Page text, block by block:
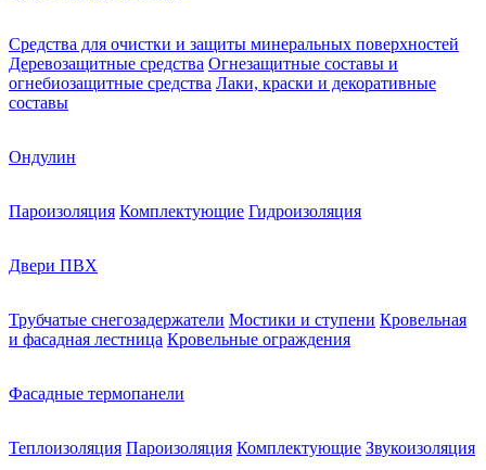
Средства для очистки и защиты минеральных поверхностей
Деревозащитные средства Огнезащитные составы и
огнебиозащитные средства Лаки, краски и декоративные
составы
Ондулин
Пароизоляция Комплектующие Гидроизоляция
Двери ПВХ
Трубчатые снегозадержатели Мостики и ступени Кровельная
и фасадная лестница Кровельные ограждения
Фасадные термопанели
Теплоизоляция Пароизоляция Комплектующие Звукоизоляция